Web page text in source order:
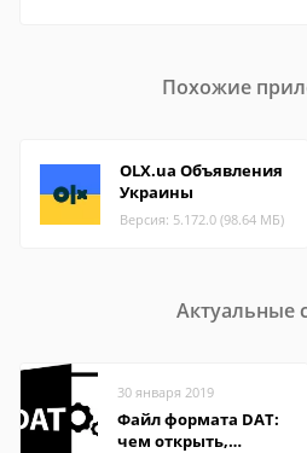
Похожие
OLX.ua Объявления
Украины
Версия: 5.172.0 (98.64 МБ)
Актуальные
30 января 2019
Файл формата DAT:
чем открыть,